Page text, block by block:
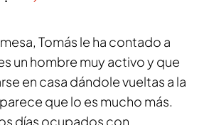
Tomás le ha contado a
un hombre muy activo y que
en casa dándole vueltas a la
que lo es mucho más.
días ocupados con